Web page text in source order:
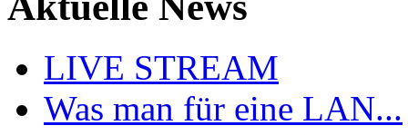
LIVE STREAM
Was man für eine LAN...